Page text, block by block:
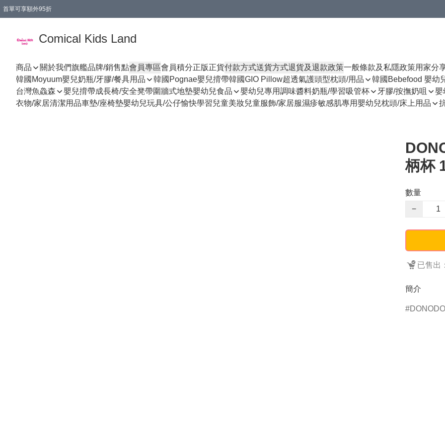
首單可享額外95折
Comical Kids Land
商品 關於我們旗艦品牌/銷售點會員專區會員積分正版正貨付款方式送貨方式退貨及退款政策一般條款及私隱政策用家分
韓國Moyuum嬰兒奶瓶/牙膠/餐具用品
韓國Pognae嬰兒揹帶韓國GIO Pillow超透氣護頭型枕頭/用品 韓國Bebefood 嬰幼
台灣魚鱻森
嬰兒揹帶成長椅/安全凳帶圍牆式地墊嬰幼兒食品 嬰幼兒專用調味醬料奶瓶/學習吸管杯 牙膠/按撫奶咀 嬰
衣物/家居清潔用品車墊/座椅墊嬰幼兒玩具/公仔愉快學習兒童美妝兒童服飾/家居服濕疹敏感肌專用嬰幼兒枕頭/床上用品
柄杯
數量
−
已售出
簡介